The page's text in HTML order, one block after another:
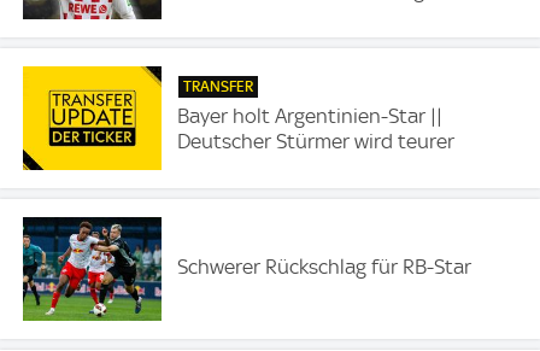
TRANSFER
Bayer holt Argentinien-Star ||
Deutscher Stürmer wird teurer
Schwerer Rückschlag für RB-Star